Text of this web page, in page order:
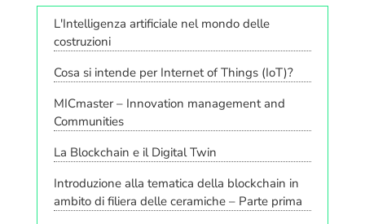
L'Intelligenza artificiale nel mondo delle
costruzioni
Cosa si intende per Internet of Things (IoT)?
MICmaster – Innovation management and
Communities
La Blockchain e il Digital Twin
Introduzione alla tematica della blockchain in
ambito di filiera delle ceramiche – Parte prima